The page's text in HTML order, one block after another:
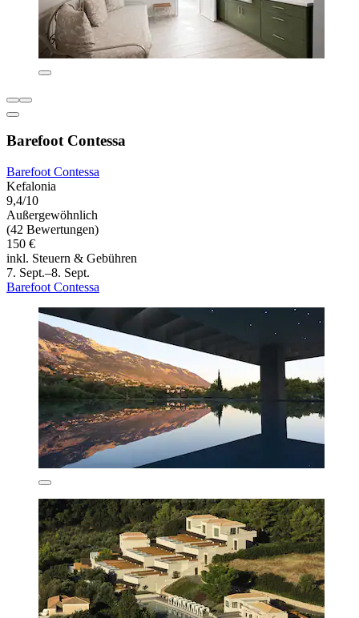
Barefoot Contessa
Barefoot Contessa
Kefalonia
9,4/10
Außergewöhnlich
(42 Bewertungen)
150 €
inkl. Steuern & Gebühren
7. Sept.–8. Sept.
Barefoot Contessa